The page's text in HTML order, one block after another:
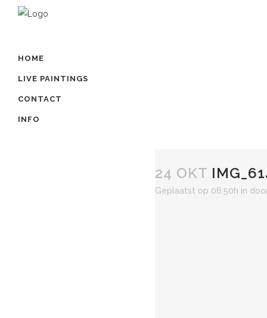
HOME
LIVE PAINTINGS
CONTACT
INFO
24 OKT
Geplaatst op 06:50h in